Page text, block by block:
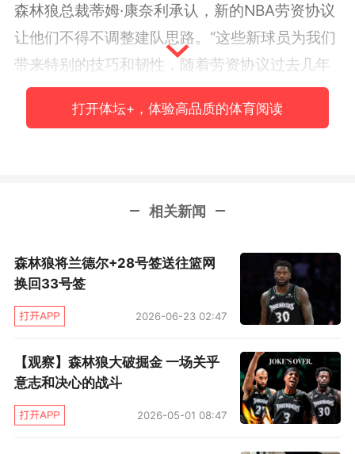
森林狼总裁蒂姆·康奈利承认，新的NBA劳资协议
让他们不得不调整建队思路。“这些新球员为我们
带来特别的技巧和韧性，随着劳资协议过去几年
的变化，深度正变得越来越重要。我们不会轻易
交易唐斯这样的球员，必须要有合适的回报。当
根据此前狼队主帅芬奇的说法，兰德尔预计会出
认为他可以在戈贝尔身边打球，这和他在尼克斯
时的角色相近。
也和米罗这样的中锋搭档，当你知道身后有一个
大个子支援你时，一切都很容易。”兰德尔表示。
打开体坛+，体验高品质的体育阅读
相关新闻
森林狼将兰德尔+28号签送往篮网
换回33号签
2026-06-23 02:47
【观察】森林狼大破掘金 一场关乎
意志和决心的战斗
2026-05-01 08:47